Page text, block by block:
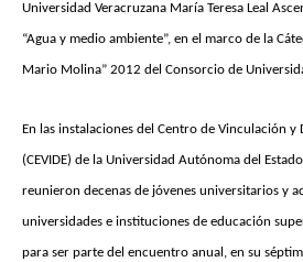
Universidad Veracruzana María Teresa Leal
“Agua y medio ambiente”, en el marco de la
Mario Molina” 2012 del Consorcio de
En las instalaciones del Centro de Vinculación
(CEVIDE) de la Universidad Autónoma del
reunieron decenas de jóvenes universitarios y
universidades e instituciones de educación
para ser parte del encuentro anual, en su